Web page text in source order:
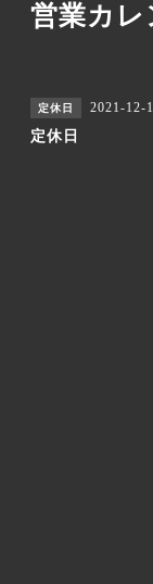
営業カレ
定休日 2021-12-
定休日